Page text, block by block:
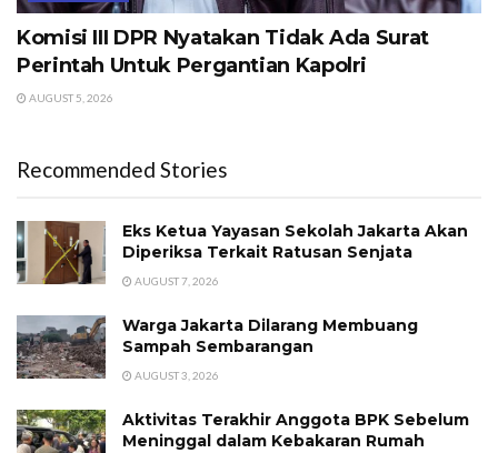
Komisi III DPR Nyatakan Tidak Ada Surat
Perintah Untuk Pergantian Kapolri
AUGUST 5, 2026
Recommended Stories
Eks Ketua Yayasan Sekolah Jakarta Akan
Diperiksa Terkait Ratusan Senjata
AUGUST 7, 2026
Warga Jakarta Dilarang Membuang
Sampah Sembarangan
AUGUST 3, 2026
Aktivitas Terakhir Anggota BPK Sebelum
Meninggal dalam Kebakaran Rumah